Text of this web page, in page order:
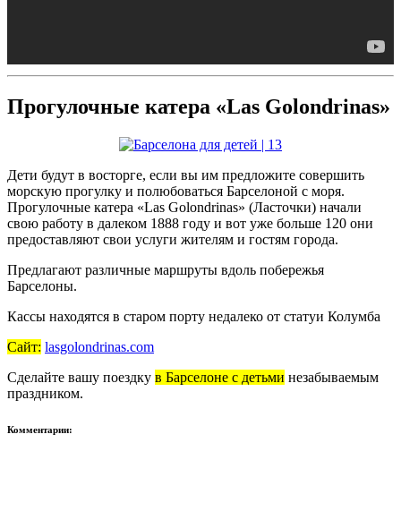
Прогулочные катера «Las Golondrinas»
Дети будут в восторге, если вы им предложите совершить
морскую прогулку и полюбоваться Барселоной с моря.
Прогулочные катера «Las Golondrinas» (Ласточки) начали
свою работу в далеком 1888 году и вот уже больше 120 они
предоставляют свои услуги жителям и гостям города.
Предлагают различные маршруты вдоль побережья
Барселоны.
Кассы находятся в старом порту недалеко от статуи Колумба
Сайт: lasgolondrinas.com
Сделайте вашу поездку в Барселоне с детьми незабываемым
праздником.
Комментарии: